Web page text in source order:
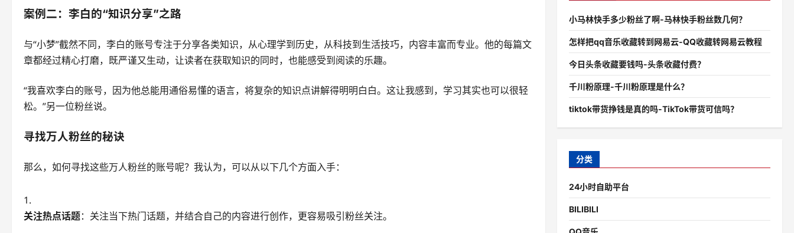
案例二：李白的“知识分享”之路
与“小梦”截然不同，李白的账号专注于分享各类知识，从心理学到历史，从科技到生活技巧，内容丰富而专业。他的每篇文
章都经过精心打磨，既严谨又生动，让读者在获取知识的同时，也能感受到阅读的乐趣。
“我喜欢李白的账号，因为他总能用通俗易懂的语言，将复杂的知识点讲解得明明白白。这让我感到，学习其实也可以很轻
松。”另一位粉丝说。
寻找万人粉丝的秘诀
那么，如何寻找这些万人粉丝的账号呢？我认为，可以从以下几个方面入手：
关注热点话题：关注当下热门话题，并结合自己的内容进行创作，更容易吸引粉丝关注。
小马林快手多少粉丝了啊-马林快手粉丝数几何？
怎样把qq音乐收藏转到网易云-QQ收藏转网易云教程
今日头条收藏要钱吗-头条收藏付费？
千川粉原理-千川粉原理是什么？
tiktok带货挣钱是真的吗-TikTok带货可信吗？
分类
24小时自助平台
BILIBILI